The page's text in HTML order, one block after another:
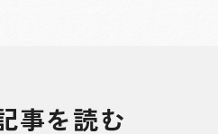
事を読む